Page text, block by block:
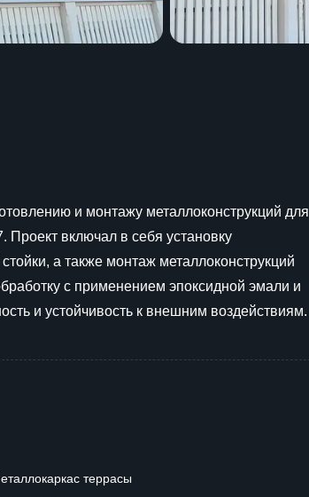
и монтажу металлоконструкций для
Проект включал в себя установку
а также монтаж металлоконструкций
с применением эпоксидной эмали и
и устойчивость к внешним воздействиям.
террасы